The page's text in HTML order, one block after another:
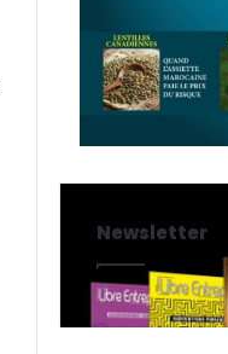
Newsletter